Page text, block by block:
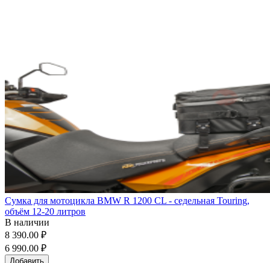
Сумка для мотоцикла BMW R 1200 CL - седельная Touring,
объём 12-20 литров
В наличии
8 390.00 ₽
6 990.00 ₽
Добавить